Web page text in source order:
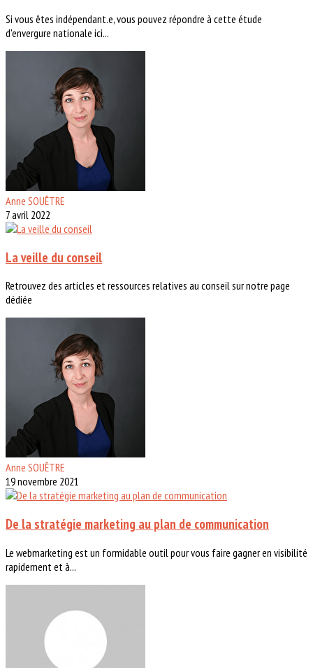
Si vous êtes indépendant.e, vous pouvez répondre à cette étude
d'envergure nationale ici...
Anne SOUÊTRE
7 avril 2022
La veille du conseil
Retrouvez des articles et ressources relatives au conseil sur notre page
dédiée
Anne SOUÊTRE
19 novembre 2021
De la stratégie marketing au plan de communication
Le webmarketing est un formidable outil pour vous faire gagner en visibilité
rapidement et à...